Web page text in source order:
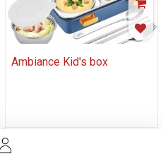
Ambiance Kid's box